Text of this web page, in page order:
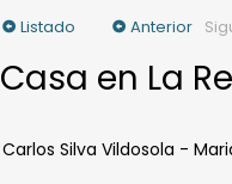
Listado Anterior
Casa en La
Carlos Silva Vildosola -